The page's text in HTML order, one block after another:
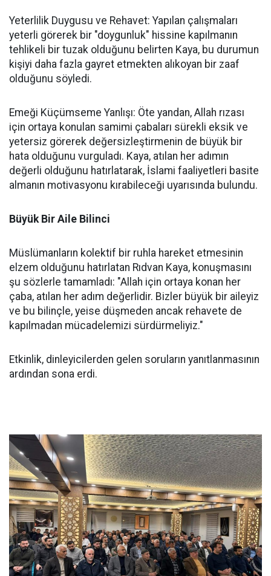
Yeterlilik Duygusu ve Rehavet: Yapılan çalışmaları
yeterli görerek bir "doygunluk" hissine kapılmanın
tehlikeli bir tuzak olduğunu belirten Kaya, bu durumun
kişiyi daha fazla gayret etmekten alıkoyan bir zaaf
olduğunu söyledi.
Emeği Küçümseme Yanlışı: Öte yandan, Allah rızası
için ortaya konulan samimi çabaları sürekli eksik ve
yetersiz görerek değersizleştirmenin de büyük bir
hata olduğunu vurguladı. Kaya, atılan her adımın
değerli olduğunu hatırlatarak, İslami faaliyetleri basite
almanın motivasyonu kırabileceği uyarısında bulundu.
Büyük Bir Aile Bilinci
Müslümanların kolektif bir ruhla hareket etmesinin
elzem olduğunu hatırlatan Rıdvan Kaya, konuşmasını
şu sözlerle tamamladı: "Allah için ortaya konan her
çaba, atılan her adım değerlidir. Bizler büyük bir aileyiz
ve bu bilinçle, yeise düşmeden ancak rehavete de
kapılmadan mücadelemizi sürdürmeliyiz."
Etkinlik, dinleyicilerden gelen soruların yanıtlanmasının
ardından sona erdi.